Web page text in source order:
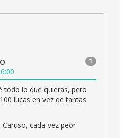
1
todo lo que quieras, pero
lucas en vez de tantas
cada vez peor